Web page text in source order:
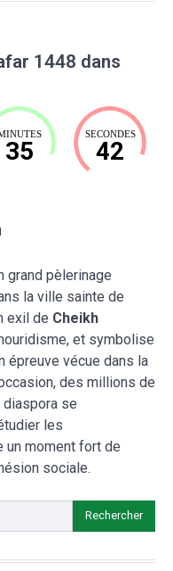
1448 dans
35
SECONDES
41
grand pèlerinage
la ville sainte de
exil de Cheikh
et symbolise
épreuve vécue dans la
des millions de
se
les
un moment fort de
sociale.